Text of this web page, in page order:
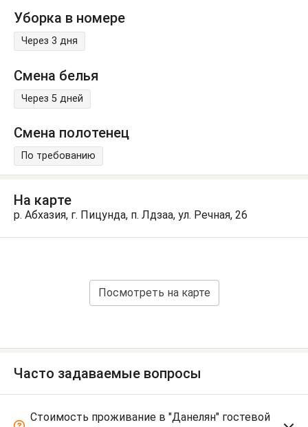
Уборка в номере
Через 3 дня
Смена белья
Через 5 дней
Смена полотенец
По требованию
На карте
р. Абхазия, г. Пицунда, п. Лдзаа, ул. Речная, 26
Посмотреть на карте
Часто задаваемые вопросы
Стоимость проживание в "Данелян" гостевой